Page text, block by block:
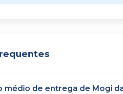
médio de entrega de Mogi